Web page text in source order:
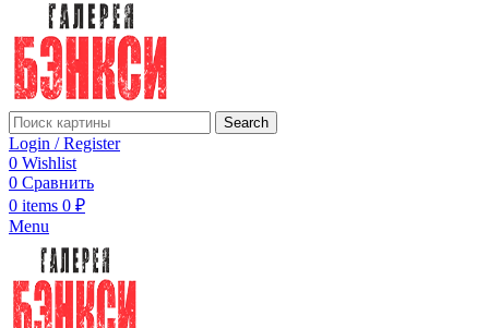
Search
Login / Register
0 Wishlist
0 Сравнить
0 items 0 ₽
Menu